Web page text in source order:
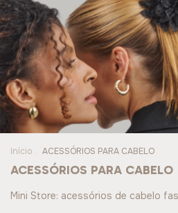
Início . ACESSÓRIOS PARA CABELO
ACESSÓRIOS PARA CABELO
Mini Store: acessórios de cabelo